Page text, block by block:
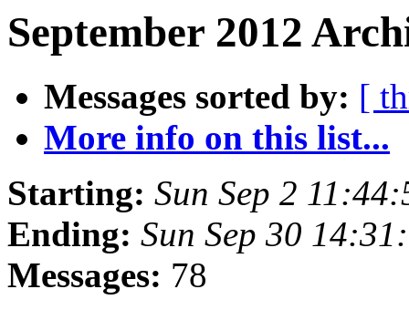
September 2012
Messages sorted by: [
More info on this list...
Starting: Sun Sep 2
Ending: Sun Sep 30
Messages: 78